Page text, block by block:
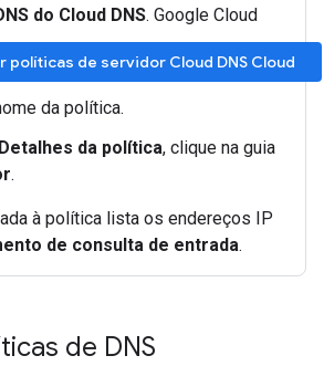
do Cloud DNS. Google Cloud
políticas de servidor Cloud DNS Cloud
da política.
Detalhes da política, clique na guia
.
à política lista os endereços IP
de consulta de entrada.
de DNS